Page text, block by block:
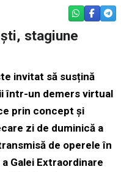
WHATSAPP
stagiune
invitat să susțină
într-un demers virtual
prin concept și
zi de duminică a
de operele în
Galei Extraordinare